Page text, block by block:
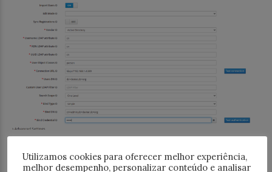
branco, já que essa opção é interessante para
Utilizamos cookies para oferecer melhor experiência,
melhor desempenho, personalizar conteúdo e analisar